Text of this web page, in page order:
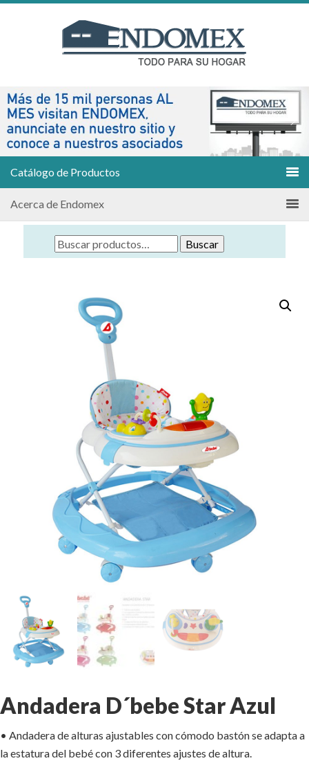
Catálogo de Productos
Acerca de Endomex
Buscar
Andadera D´bebe Star Azul
• Andadera de alturas ajustables con cómodo bastón se adapta a
la estatura del bebé con 3 diferentes ajustes de altura.